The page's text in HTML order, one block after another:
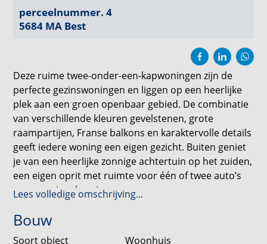
perceelnummer. 4
5684 MA Best
Deze ruime twee-onder-een-kapwoningen zijn de
perfecte gezinswoningen en liggen op een heerlijke
plek aan een groen openbaar gebied. De combinatie
van verschillende kleuren gevelstenen, grote
raampartijen, Franse balkons en karaktervolle details
geeft iedere woning een eigen gezicht. Buiten geniet
je van een heerlijke zonnige achtertuin op het zuiden,
een eigen oprit met ruimte voor één of twee auto’s
en een ruime berging.
Binnen draait alles om comfortabel samenleven. Met
Lees volledige omschrijving...
Bouw
Soort object
Woonhuis